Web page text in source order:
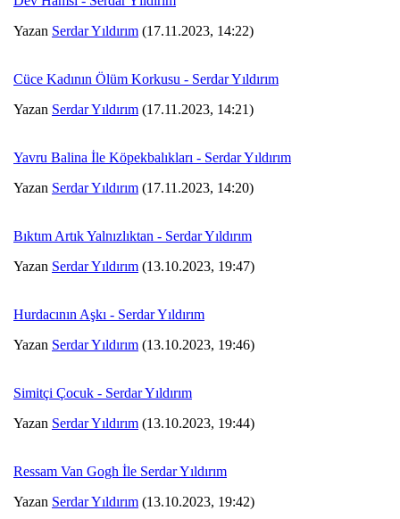
Yazan Serdar Yıldırım (17.11.2023, 14:22)
Cüce Kadının Ölüm Korkusu - Serdar Yıldırım
Yazan Serdar Yıldırım (17.11.2023, 14:21)
Yavru Balina İle Köpekbalıkları - Serdar Yıldırım
Yazan Serdar Yıldırım (17.11.2023, 14:20)
Bıktım Artık Yalnızlıktan - Serdar Yıldırım
Yazan Serdar Yıldırım (13.10.2023, 19:47)
Hurdacının Aşkı - Serdar Yıldırım
Yazan Serdar Yıldırım (13.10.2023, 19:46)
Simitçi Çocuk - Serdar Yıldırım
Yazan Serdar Yıldırım (13.10.2023, 19:44)
Ressam Van Gogh İle Serdar Yıldırım
Yazan Serdar Yıldırım (13.10.2023, 19:42)